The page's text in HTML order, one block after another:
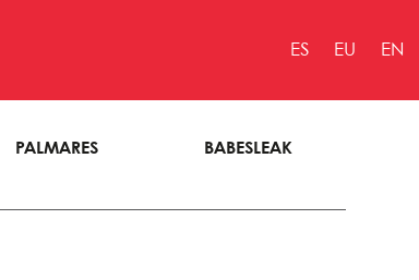
ES EU EN
PALMARES BABESLEAK